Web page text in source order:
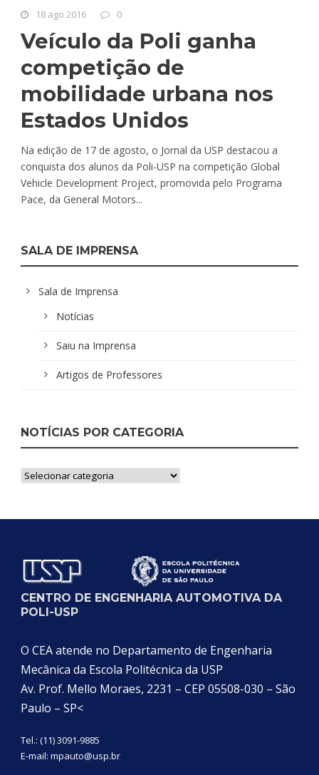
18 ago 2016 0
Veículo da Poli ganha
competição de
mobilidade urbana nos
Estados Unidos
Na edição de 17 de agosto, o Jornal da USP destacou a
conquista dos alunos da Poli-USP na competição Global
Vehicle Development Project, promovida pelo Programa
Pace, da General Motors...
SALA DE IMPRENSA
Sala de Imprensa
Notícias
Saiu na Imprensa
Artigos de Professores
NOTÍCIAS POR CATEGORIA
Notícias
CENTRO DE ENGENHARIA AUTOMOTIVA DA
POLI-USP
O CEA atende no Departamento de Engenharia
Mecânica da Escola Politécnica da USP
Av. Prof. Mello Moraes, 2231 – CEP 05508-030 – São
Paulo – SP<
Tel.: (11) 3091-9885
E-mail: mpauto@usp.br